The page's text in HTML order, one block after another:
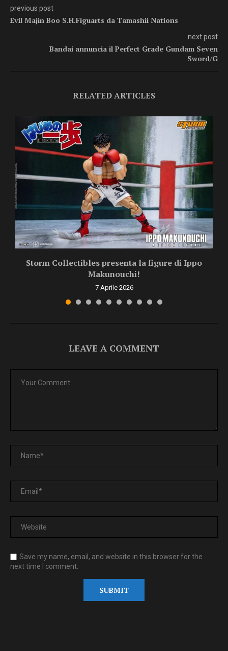
previous post
Evil Majin Boo S.H.Figuarts da Tamashii Nations
next post
Bandai annuncia il Perfect Grade Gundam Seven
Sword/G
RELATED ARTICLES
Storm Collectibles presenta la figure di Ippo
Makunouchi!
7 Aprile 2026
LEAVE A COMMENT
Save my name, email, and website in this browser for the
next time I comment.